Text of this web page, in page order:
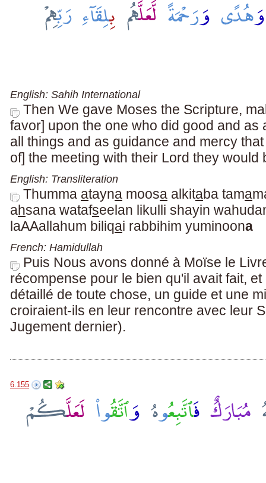
English: Sahih International
Then We gave Moses the Scripture,
favor] upon the one who did good and as
all things and as guidance and mercy
of] the meeting with their Lord they would
English: Transliteration
Thumma atayna moosa alkitaba tama
ahsana watafseelan likulli shayin
laAAallahum biliqai rabbihim yuminoona
French: Hamidullah
Puis Nous avons donné à Moïse le
récompense pour le bien qu'il avait fait,
détaillé de toute chose, un guide et une
croiraient-ils en leur rencontre avec leur
Jugement dernier).
6.155